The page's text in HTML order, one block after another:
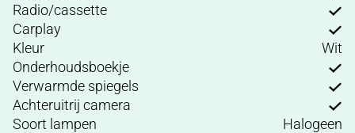
Radio/cassette
Carplay
Kleur
Wit
Onderhoudsboekje
Verwarmde spiegels
Achteruitrij camera
Soort lampen
Halogeen